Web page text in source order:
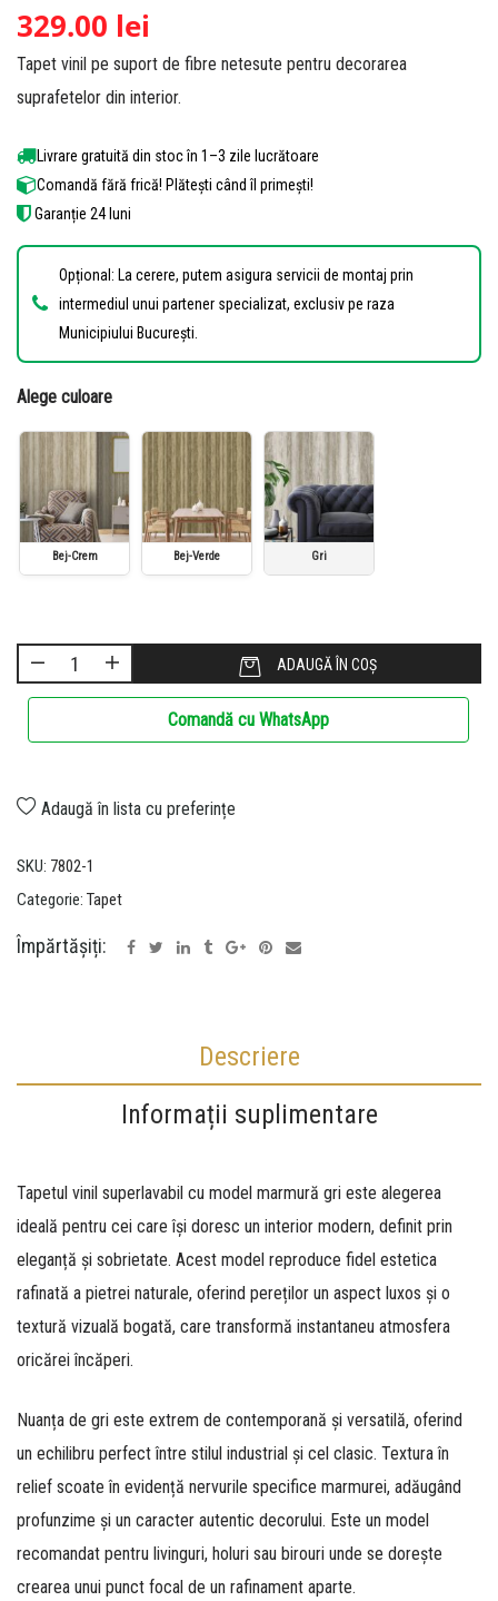
4.88din 5
pe baza a de
evaluări de
la clienți
329.00 lei
Tapet vinil pe suport de fibre netesute pentru decorarea
suprafetelor din interior.
Livrare gratuită din stoc în 1–3 zile lucrătoare
Comandă fără frică! Plătești când îl primești!
Garanție 24 luni
Opțional: La cerere, putem asigura servicii de montaj prin
intermediul unui partener specializat, exclusiv pe raza
Municipiului București.
Alege culoare
Bej-Crem Bej-Verde Gri
ADAUGĂ ÎN COȘ
Comandă cu WhatsApp
Adaugă în lista cu preferințe
SKU: 7802-1
Categorie: Tapet
Împărtășiți:
Descriere
Informații suplimentare
Tapetul vinil superlavabil cu model marmură gri este alegerea
ideală pentru cei care își doresc un interior modern, definit prin
eleganță și sobrietate. Acest model reproduce fidel estetica
rafinată a pietrei naturale, oferind pereților un aspect luxos și o
textură vizuală bogată, care transformă instantaneu atmosfera
oricărei încăperi.
Nuanța de gri este extrem de contemporană și versatilă, oferind
un echilibru perfect între stilul industrial și cel clasic. Textura în
relief scoate în evidență nervurile specifice marmurei, adăugând
profunzime și un caracter autentic decorului. Este un model
recomandat pentru livinguri, holuri sau birouri unde se dorește
crearea unui punct focal de un rafinament aparte.